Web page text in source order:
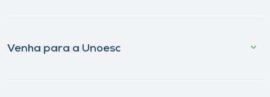
Venha para a Unoesc